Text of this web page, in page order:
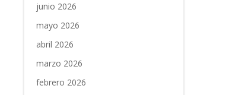
junio 2026
mayo 2026
abril 2026
marzo 2026
febrero 2026